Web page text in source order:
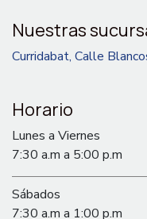
Nuestras
Curridabat, Calle
Horario
Lunes a Viernes
7:30 a.m a 5:00 p.m
Sábados
7:30 a.m a 1:00 p.m